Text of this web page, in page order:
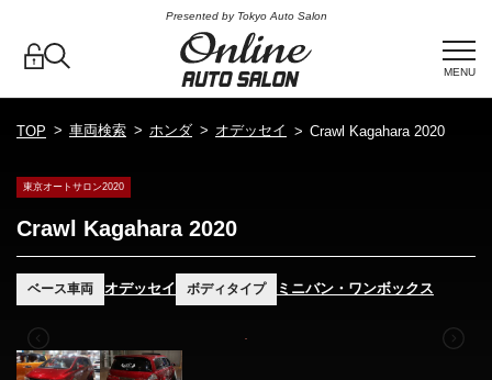
Presented by Tokyo Auto Salon
MENU
TOP 車両検索 ホンダ オデッセイ Crawl Kagahara 2020
東京オートサロン2020
Crawl Kagahara 2020
ベース車両 オデッセイ ボディタイプ ミニバン・ワンボックス